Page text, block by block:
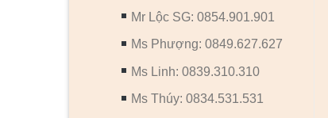
Mr Lộc SG: 0854.901.901
Ms Phượng: 0849.627.627
Ms Linh: 0839.310.310
Ms Thúy: 0834.531.531